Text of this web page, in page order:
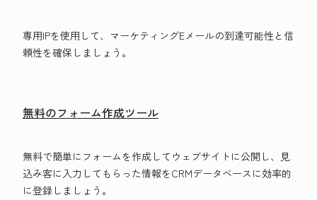
専用IPを使用して、マーケティングE‍メールの到達可能性と信
頼性を確保しましょう。
無料のフォーム作成ツール
無料で簡単にフォームを作成してウェブサイトに公開し、見
込み客に入力してもらった情報をCRMデータベースに効率的
に登録しましょう。